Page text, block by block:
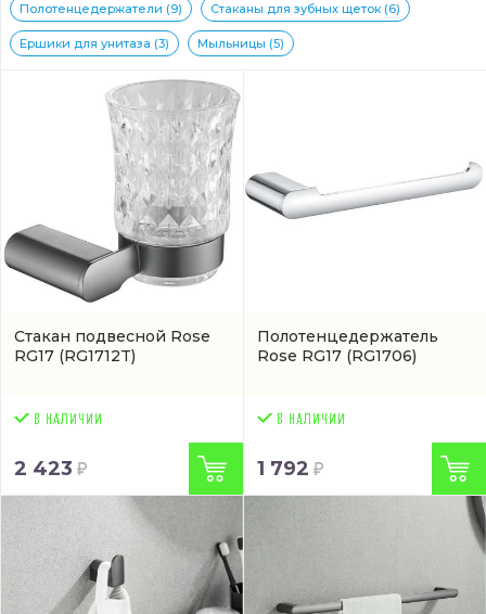
Полотенцедержатели (9) Стаканы для зубных щеток (6)
Ершики для унитаза (3) Мыльницы (5)
Стакан подвесной Rose
RG17 (RG1712T)
2 423
Полотенцедержатель
Rose RG17 (RG1706)
1 792